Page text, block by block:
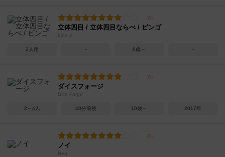
立体四目 / 立体四目ならべ / ビンゴ
Line 4
2人用 － 6歳～ －
ダイスフォージ
Dice Forge
2～4人 40分前後 10歳～ 2017年
ノイ
Neu